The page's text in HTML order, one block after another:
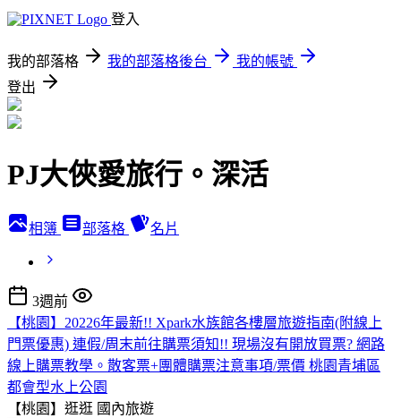
登入
我的部落格 我的部落格後台
我的帳號
登出
PJ大俠愛旅行。深活
相簿 部落格 名片
3週前
【桃園】20226年最新!! Xpark水族館各樓層旅遊指南(附線上
門票優惠) 連假/周末前往購票須知!! 現場沒有開放買票? 網路
線上購票教學。散客票+團體購票注意事項/票價 桃園青埔區
都會型水上公園
【桃園】逛逛 國內旅遊